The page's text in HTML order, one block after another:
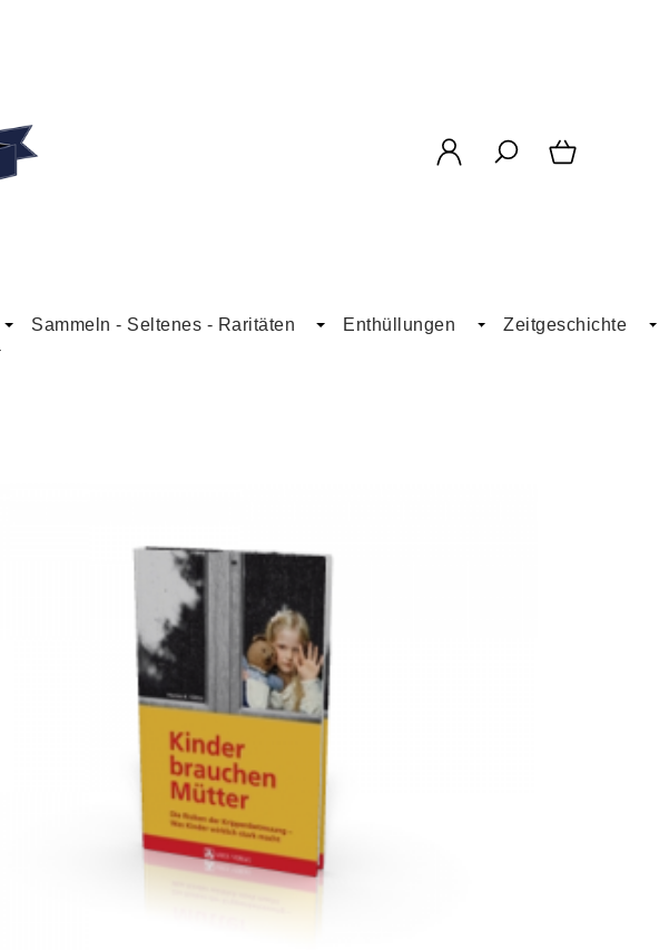
Sammeln - Seltenes - Raritäten Enthüllungen
Zeitgeschichte